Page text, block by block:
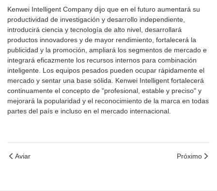
Kenwei Intelligent Company dijo que en el futuro aumentará su
productividad de investigación y desarrollo independiente,
introducirá ciencia y tecnología de alto nivel, desarrollará
productos innovadores y de mayor rendimiento, fortalecerá la
publicidad y la promoción, ampliará los segmentos de mercado e
integrará eficazmente los recursos internos para combinación
inteligente. Los equipos pesados ​​pueden ocupar rápidamente el
mercado y sentar una base sólida. Kenwei Intelligent fortalecerá
continuamente el concepto de "profesional, estable y preciso" y
mejorará la popularidad y el reconocimiento de la marca en todas
partes del país e incluso en el mercado internacional.
Aviar Próximo